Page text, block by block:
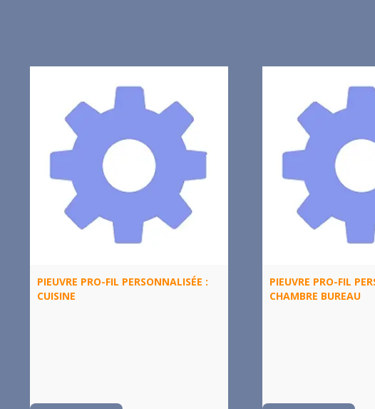
PIEUVRE PRO-FIL PERSONNALISÉE :
CUISINE
PIEUVRE PRO-FIL
CHAMBRE BUREAU